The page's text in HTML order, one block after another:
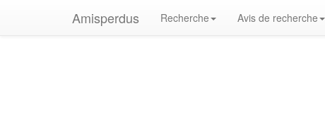
Amisperdus Recherche Avis de recherche